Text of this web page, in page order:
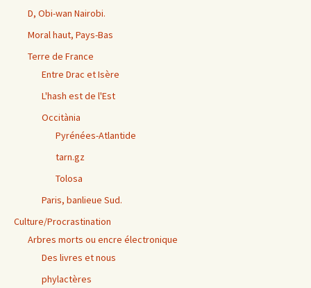
D, Obi-wan Nairobi.
Moral haut, Pays-Bas
Terre de France
Entre Drac et Isère
L'hash est de l'Est
Occitània
Pyrénées-Atlantide
tarn.gz
Tolosa
Paris, banlieue Sud.
Culture/Procrastination
Arbres morts ou encre électronique
Des livres et nous
phylactères